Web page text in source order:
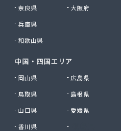
ター 本部
オン
奈良県
大阪府
兵庫県
和歌山県
中国・四国エリア
岡山県
広島県
鳥取県
島根県
山口県
愛媛県
香川県